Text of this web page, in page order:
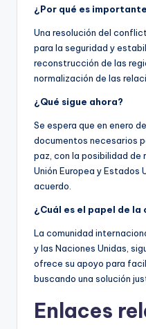
¿Por qué es
Una resolución del
para la seguridad y
reconstrucción de las
normalización de las
¿Qué sigue ahora?
Se espera que en enero
documentos necesarios
paz, con la posibilidad de
Unión Europea y Estados
acuerdo.
¿Cuál es el papel de
La comunidad
y las Naciones Unidas,
ofrece su apoyo para
buscando una solución
Enlaces